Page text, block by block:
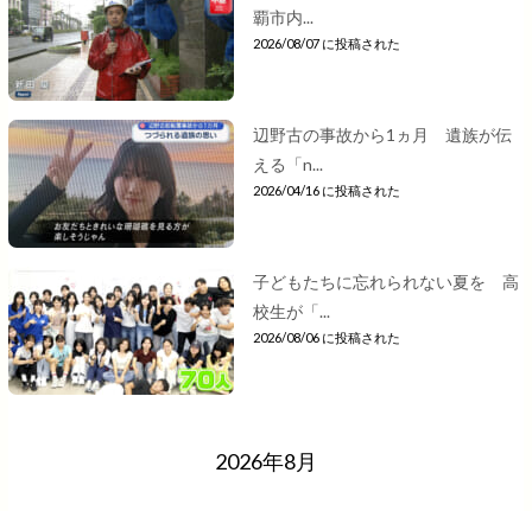
覇市内...
2026/08/07 に投稿された
辺野古の事故から1ヵ月 遺族が伝
える「n...
2026/04/16 に投稿された
子どもたちに忘れられない夏を 高
校生が「...
2026/08/06 に投稿された
2026年8月